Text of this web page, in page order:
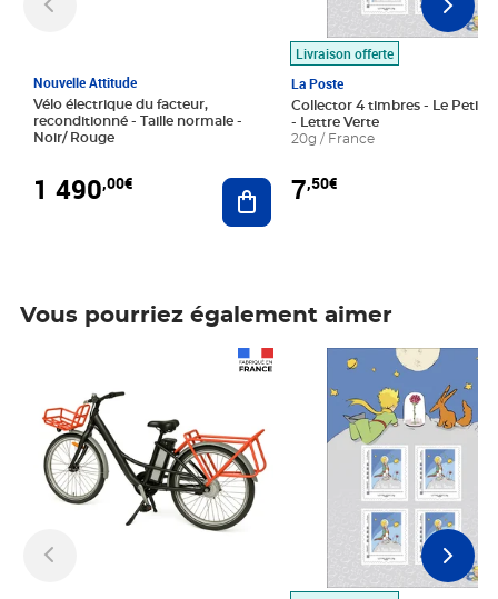
Nouvelle Attitude
Vélo électrique du facteur,
reconditionné - Taille normale -
Noir/ Rouge
1 490,00€ Ajouter au panier
Livraison offerte
La Poste
Collector 4 timbres - Le Petit
- Lettre Verte
20g / France
7,50€
Vous pourriez également aimer
Prix 7,50€